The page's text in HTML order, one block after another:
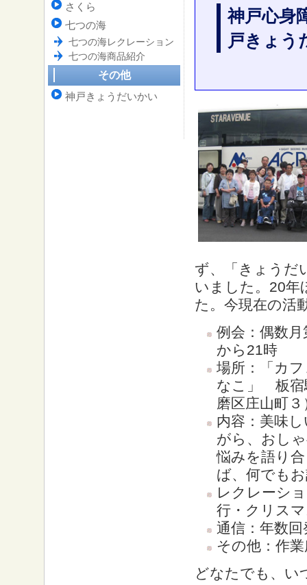
神戸心身
戸きょう
ず、「きょうだ
いました。20年
た。今現在の活
例会：偶数
から21時
場所：「カ
なこ」 板
磨区庄山町３
内容：美味
がら、おし
悩みを語り
ば、何でも
レクレーシ
行・クリス
通信：年数
その他：作
どなたでも、い
さくら
七つの海
七つの海レクレーション
七つの海商品紹介
その他
神戸きょうだいかい